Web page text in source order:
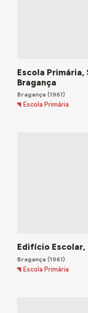
Escola Primária,
Bragança
Bragança(1961)
Escola Primária
Edifício Escolar,
Bragança(1961)
Escola Primária